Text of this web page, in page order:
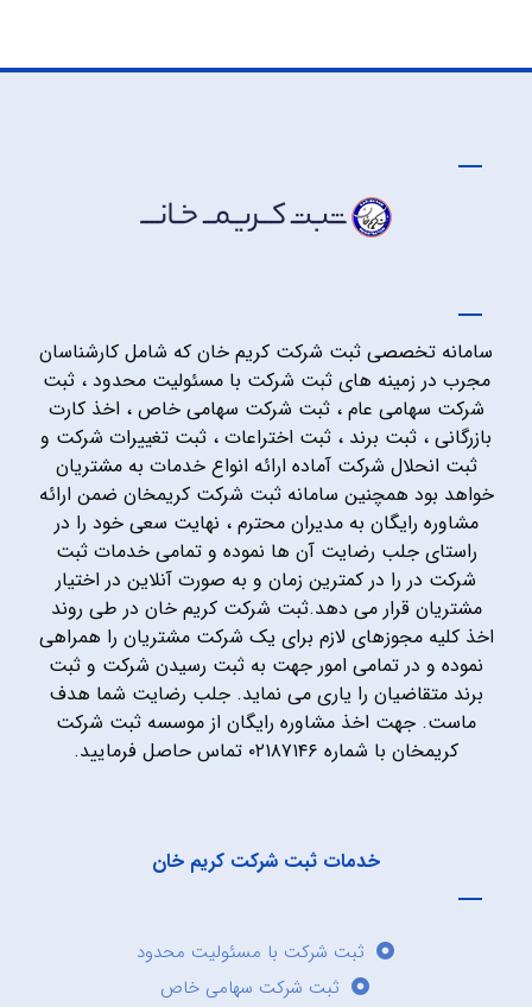
سامانه تخصصی ثبت شرکت کریم خان که شامل کارشناسان
مجرب در زمینه های ثبت شرکت با مسئولیت محدود ، ثبت
شرکت سهامی عام ، ثبت شرکت سهامی خاص ، اخذ کارت
بازرگانی ، ثبت برند ، ثبت اختراعات ، ثبت تغییرات شرکت و
ثبت انحلال شرکت آماده ارائه انواع خدمات به مشتریان
خواهد بود همچنین سامانه ثبت شرکت کریمخان ضمن ارائه
مشاوره رایگان به مدیران محترم ، نهایت سعی خود را در
راستای جلب رضایت آن ها نموده و تمامی خدمات ثبت
شرکت در را در کمترین زمان و به صورت آنلاین در اختیار
مشتریان قرار می دهد.ثبت شرکت کریم خان در طی روند
اخذ کلیه مجوزهای لازم برای یک شرکت مشتریان را همراهی
نموده و در تمامی امور جهت به ثبت رسیدن شرکت و ثبت
برند متقاضیان را یاری می نماید. جلب رضایت شما هدف
ماست. جهت اخذ مشاوره رایگان از موسسه ثبت شرکت
کریمخان با شماره ۰۲۱۸۷۱۴۶ تماس حاصل فرمایید.
خدمات ثبت شرکت کریم خان
ثبت شرکت با مسئولیت محدود
ثبت شرکت سهامی خاص